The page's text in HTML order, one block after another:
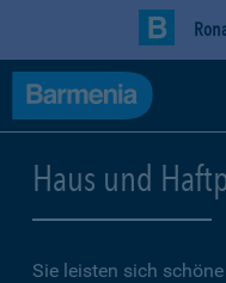
Haus und
Sie leisten sich